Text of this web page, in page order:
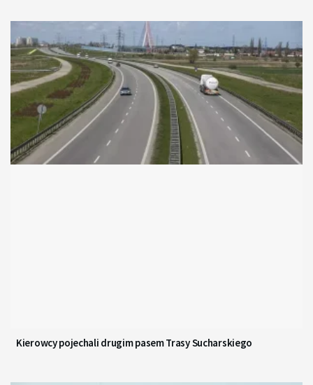
Kierowcy pojechali drugim pasem Trasy Sucharskiego